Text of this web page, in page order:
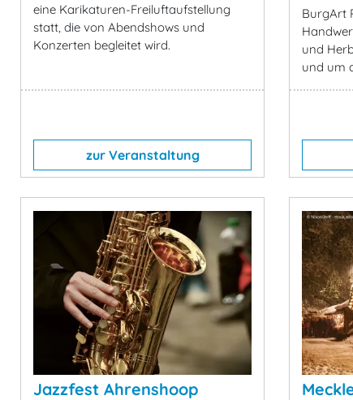
eine Karikaturen-Freiluftaufstellung
statt, die von Abendshows und
Konzerten begleitet wird.
zur Veranstaltung
BurgArt
und
und um
Jazzfest Ahrenshoop